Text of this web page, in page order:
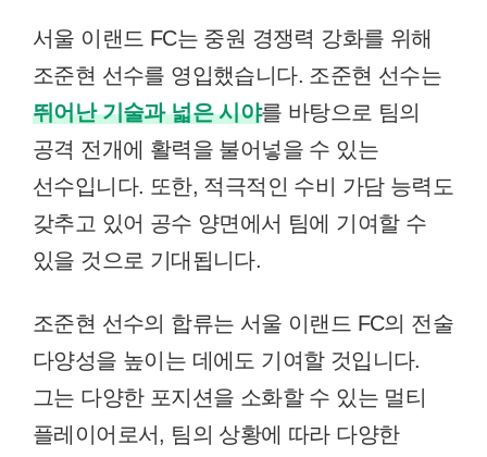
서울 이랜드 FC는 중원 경쟁력 강화를 위해
조준현 선수를 영입했습니다. 조준현 선수는
뛰어난 기술과 넓은 시야를 바탕으로 팀의
공격 전개에 활력을 불어넣을 수 있는
선수입니다. 또한, 적극적인 수비 가담 능력도
갖추고 있어 공수 양면에서 팀에 기여할 수
있을 것으로 기대됩니다.
조준현 선수의 합류는 서울 이랜드 FC의 전술
다양성을 높이는 데에도 기여할 것입니다.
그는 다양한 포지션을 소화할 수 있는 멀티
플레이어로서, 팀의 상황에 따라 다양한